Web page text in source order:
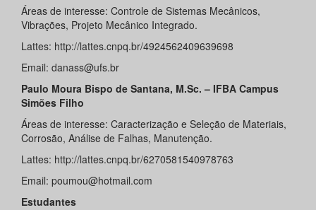
Áreas de interesse: Controle de Sistemas Mecânicos,
Vibrações, Projeto Mecânico Integrado.
Lattes: http://lattes.cnpq.br/4924562409639698
Email: danass@ufs.br
Paulo Moura Bispo de Santana, M.Sc. – IFBA Campus
Simões Filho
Áreas de interesse: Caracterização e Seleção de Materiais,
Corrosão, Análise de Falhas, Manutenção.
Lattes: http://lattes.cnpq.br/6270581540978763
Email: poumou@hotmail.com
Estudantes